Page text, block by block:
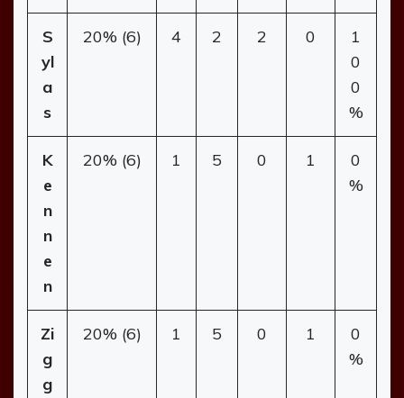
S
yl
a
s
20% (6) 4 2 2 0
1
0
0
%
K
e
n
n
e
n
20% (6) 1 5 0 1
0
%
Zi
g
g
20% (6) 1 5 0 1
0
%